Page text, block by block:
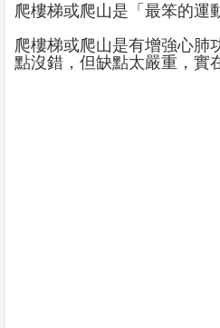
爬樓梯或爬山是「最笨的運
爬樓梯或爬山是有增強心肺
點沒錯，但缺點太嚴重，實